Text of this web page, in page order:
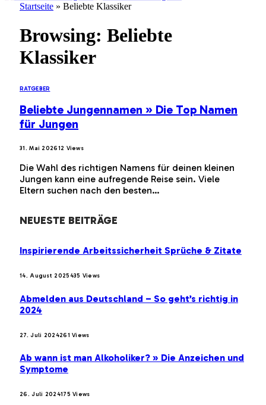
Startseite » Beliebte Klassiker
Browsing: Beliebte
Klassiker
RATGEBER
Beliebte Jungennamen » Die Top Namen
für Jungen
31. Mai 202612 Views
Die Wahl des richtigen Namens für deinen kleinen
Jungen kann eine aufregende Reise sein. Viele
Eltern suchen nach den besten…
NEUESTE BEITRÄGE
Inspirierende Arbeitssicherheit Sprüche & Zitate
14. August 2025435 Views
Abmelden aus Deutschland – So geht’s richtig in
2024
27. Juli 2024261Views
Ab wann ist man Alkoholiker? » Die Anzeichen und
Symptome
26. Juli 2024175Views